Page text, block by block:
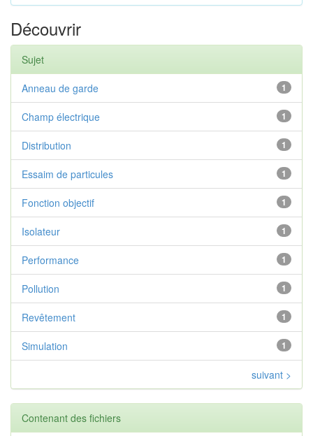
Découvrir
Sujet
1
Anneau de garde
1
Champ électrique
1
Distribution
1
Essaim de particules
1
Fonction objectif
1
Isolateur
1
Performance
1
Pollution
1
Revêtement
1
Simulation
suivant >
Contenant des fichiers